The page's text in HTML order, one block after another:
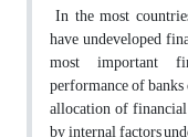
In the most
have undeveloped
most important
performance of
allocation of